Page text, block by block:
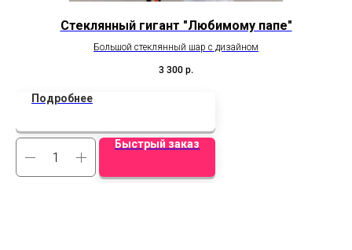
Стеклянный гигант "Любимому папе"
Большой стеклянный шар с дизайном
3 300 р.
Подробнее
Быстрый заказ